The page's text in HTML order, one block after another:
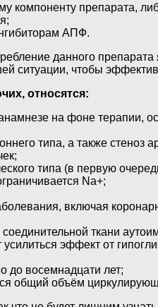
компоненту препарата,
АПФ.
данного
ситуации, чтобы
относятся:
анамнезе на фоне
типа, а также стеноз
типа (в первую
Na+;
включая
ткани
эффект от
до восемнадцати лет;
общий объём